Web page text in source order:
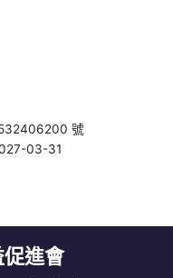
號
03-31
進會